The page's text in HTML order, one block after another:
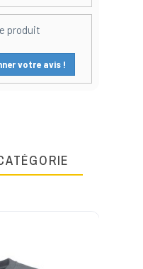
produit
votre avis !